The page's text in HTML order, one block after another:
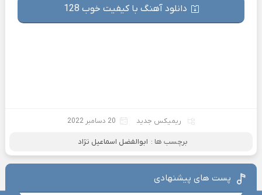
دانلود آهنگ با کیفیت خوب 128
ریمیکس جدید 20 دسامبر 2022
برچسب ها : ابوالفضل اسماعیل نژاد
پست های پیشنهادی